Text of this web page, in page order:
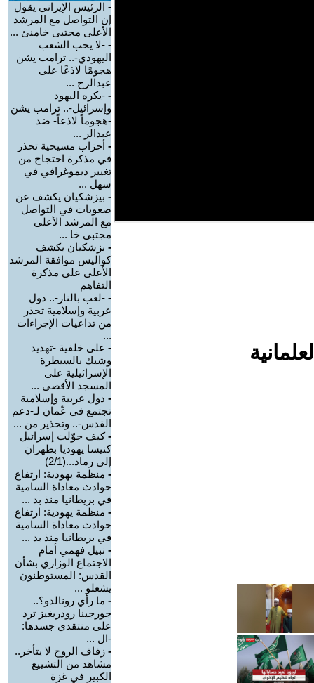
- الرئيس الإيراني يقول
إن التواصل مع المرشد
الأعلى مجتبى خامنئ ...
- -لا يحب الشعب
اليهودي-.. ترامب يشن
هجومًا لاذعًا على
عبدالرح ...
- -يكره اليهود
وإسرائيل-.. ترامب يشن
-هجوماً لاذعاً- ضد
عبدالر ...
- أحزاب مسيحية تحذر
في مذكرة احتجاج من
تغيير ديموغرافي في
سهل ...
- بيزشكيان يكشف عن
صعوبات في التواصل
مع المرشد الأعلى
مجتبى خا ...
- بزشكيان يكشف
كواليس موافقة المرشد
الأعلى على مذكرة
التفاهم
- -لعب بالنار-.. دول
عربية وإسلامية تحذر
من تداعيات الإجراءات
...
- على خلفية -تهديد
وشيك بالسيطرة
الإسرائيلية على
المسجد الأقصى ...
- دول عربية وإسلامية
تجتمع في عّمان لـ-دعم
القدس-.. وتحذير من ...
-كيف حوّلت إسرائيل
كنيسا يهوديا بطهران
إلى رماد...(2/1)
- منظمة يهودية: ارتفاع
حوادث معاداة السامية
في بريطانيا منذ بد ...
- منظمة يهودية: ارتفاع
حوادث معاداة السامية
في بريطانيا منذ بد ...
- نبيل فهمي أمام
الاجتماع الوزاري بشأن
القدس: المستوطنون
يشعلو ...
- ما رأي رونالدو؟..
جورجينا رودريغيز ترد
على منتقدي جسدها:
-ال ...
- زفاف الروح لا يتأخر..
مشاهد من التشييع
الكبير في غزة